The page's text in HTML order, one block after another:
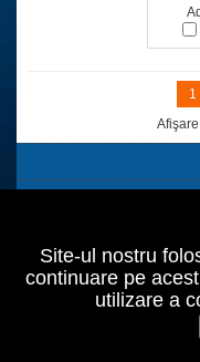
1
Site-ul nostru
continuare pe
utilizare a